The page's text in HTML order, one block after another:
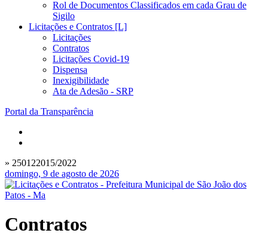
Rol de Documentos Classificados em cada Grau de
Sigilo
Licitações e Contratos [L]
Licitações
Contratos
Licitações Covid-19
Dispensa
Inexigibilidade
Ata de Adesão - SRP
Portal da Transparência
» 250122015/2022
domingo, 9 de agosto de 2026
Contratos